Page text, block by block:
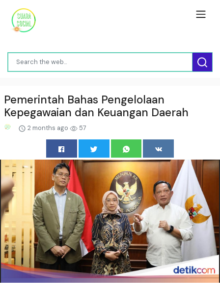
Pemerintah Bahas Pengelolaan
Kepegawaian dan Keuangan Daerah
2 months ago 57